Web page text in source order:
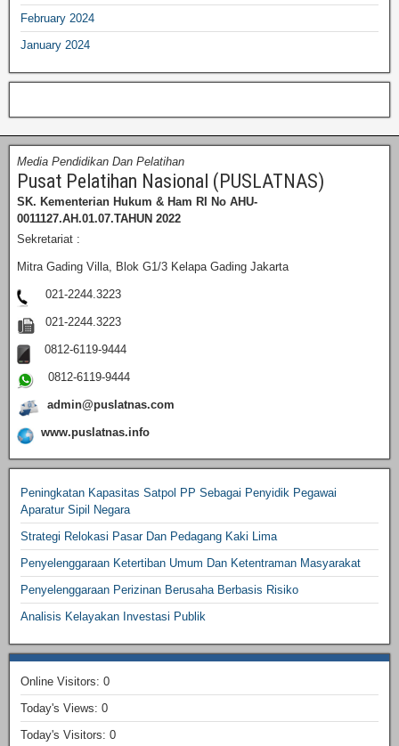
February 2024
January 2024
Media Pendidikan Dan Pelatihan
Pusat Pelatihan Nasional (PUSLATNAS)
SK. Kementerian Hukum & Ham RI
No AHU-
0011127.AH.01.07.TAHUN 2022
Sekretariat :
Mitra Gading Villa, Blok G1/3 Kelapa Gading Jakarta
021-2244.3223
021-2244.3223
0812-6119-9444
0812-6119-9444
admin@puslatnas.com
www.puslatnas.info
Peningkatan Kapasitas Satpol PP Sebagai Penyidik Pegawai
Aparatur Sipil Negara
Strategi Relokasi Pasar Dan Pedagang Kaki Lima
Penyelenggaraan Ketertiban Umum Dan Ketentraman Masyarakat
Penyelenggaraan Perizinan Berusaha Berbasis Risiko
Analisis Kelayakan Investasi Publik
Online Visitors: 0
Today's Views: 0
Today's Visitors: 0